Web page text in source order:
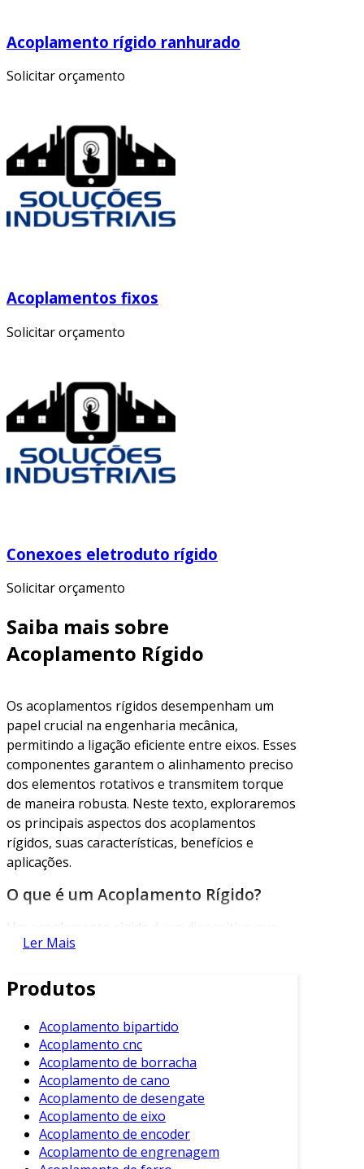
Acoplamento rígido ranhurado
Solicitar orçamento
Acoplamentos fixos
Solicitar orçamento
Conexoes eletroduto rígido
Solicitar orçamento
Saiba mais sobre
Acoplamento Rígido
Os acoplamentos rígidos desempenham um
papel crucial na engenharia mecânica,
permitindo a ligação eficiente entre eixos. Esses
componentes garantem o alinhamento preciso
dos elementos rotativos e transmitem torque
de maneira robusta. Neste texto, exploraremos
os principais aspectos dos acoplamentos
rígidos, suas características, benefícios e
aplicações.
O que é um Acoplamento Rígido?
Um acoplamento rígido é um dispositivo que
conecta dois eixos de forma que eles operem
acoplamentos flexíveis, que permitem
não absorvem desvios laterais. Portanto, a
precisão no alinhamento dos eixos é vital para
o desempenho eficaz.
Características dos Acoplamentos
Rígidos
Entre as principais características dos
Ler Mais
Produtos
Acoplamento bipartido
Acoplamento cnc
Acoplamento de borracha
Acoplamento de cano
Acoplamento de desengate
Acoplamento de eixo
Acoplamento de encoder
Acoplamento de engrenagem